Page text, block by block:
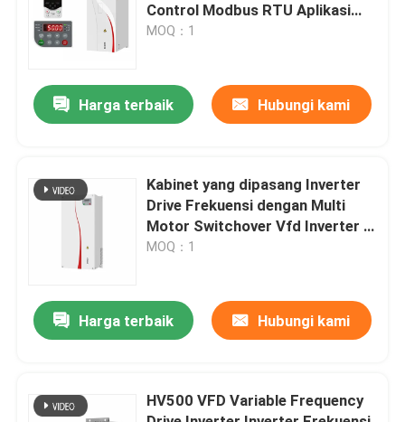
Video
Tur Pabrik
Kontrol Kualitas
Hubungi Kami
Berita
Penggerak Frekuensi Variabel VFD
Control Modbus RTU Aplikasi
Beban Berat
MOQ：1
Harga terbaik Hubungi kami
Kabinet yang dipasang Inverter
Drive Frekuensi dengan Multi
Motor Switchover Vfd Inverter 3
Phase
MOQ：1
Harga terbaik Hubungi kami
HV500 VFD Variable Frequency